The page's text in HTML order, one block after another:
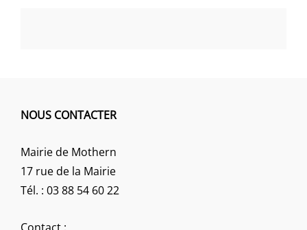
NOUS CONTACTER
Mairie de Mothern
17 rue de la Mairie
Tél. : 03 88 54 60 22